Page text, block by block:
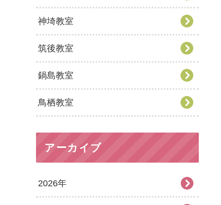
神埼教室
筑後教室
鍋島教室
鳥栖教室
アーカイブ
2026年